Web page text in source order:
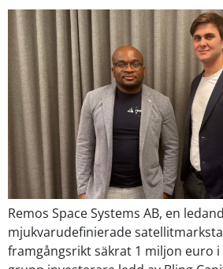
Remos Space Systems AB, en
mjukvarudefinierade
framgångsrikt säkrat 1 miljon euro